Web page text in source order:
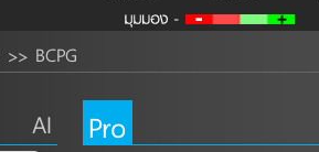
>> BCPG
AI Pro